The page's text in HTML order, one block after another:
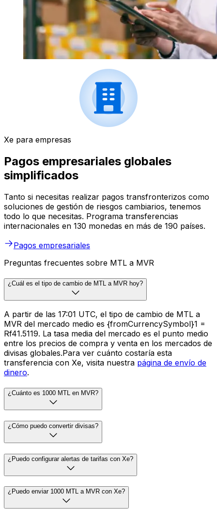
Xe para empresas
Pagos empresariales globales
simplificados
Tanto si necesitas realizar pagos transfronterizos como
soluciones de gestión de riesgos cambiarios, tenemos
todo lo que necesitas. Programa transferencias
internacionales en 130 monedas en más de 190 países.
Pagos empresariales
Preguntas frecuentes sobre MTL a MVR
¿Cuál es el tipo de cambio de MTL a MVR hoy?
A partir de las 17:01 UTC, el tipo de cambio de MTL a
MVR del mercado medio es {fromCurrencySymbol}1 =
Rf41.5119. La tasa media del mercado es el punto medio
entre los precios de compra y venta en los mercados de
divisas globales.Para ver cuánto costaría esta
transferencia con Xe, visita nuestra página de envío de
dinero.
¿Cuánto es 1000 MTL en MVR?
¿Cómo puedo convertir divisas?
¿Puedo configurar alertas de tarifas con Xe?
¿Puedo enviar 1000 MTL a MVR con Xe?